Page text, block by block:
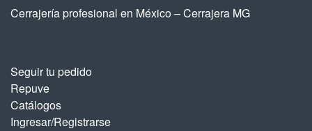
Saltar
Saltar
Cerrajería profesional en México – Cerrajera MG
Seguir tu pedido
Repuve
Catálogos
Ingresar/Registrarse